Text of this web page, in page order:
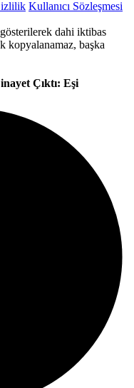
Kullanıcı Sözleşmesi
dahi iktibas
kopyalanamaz, başka
Çıktı: Eşi